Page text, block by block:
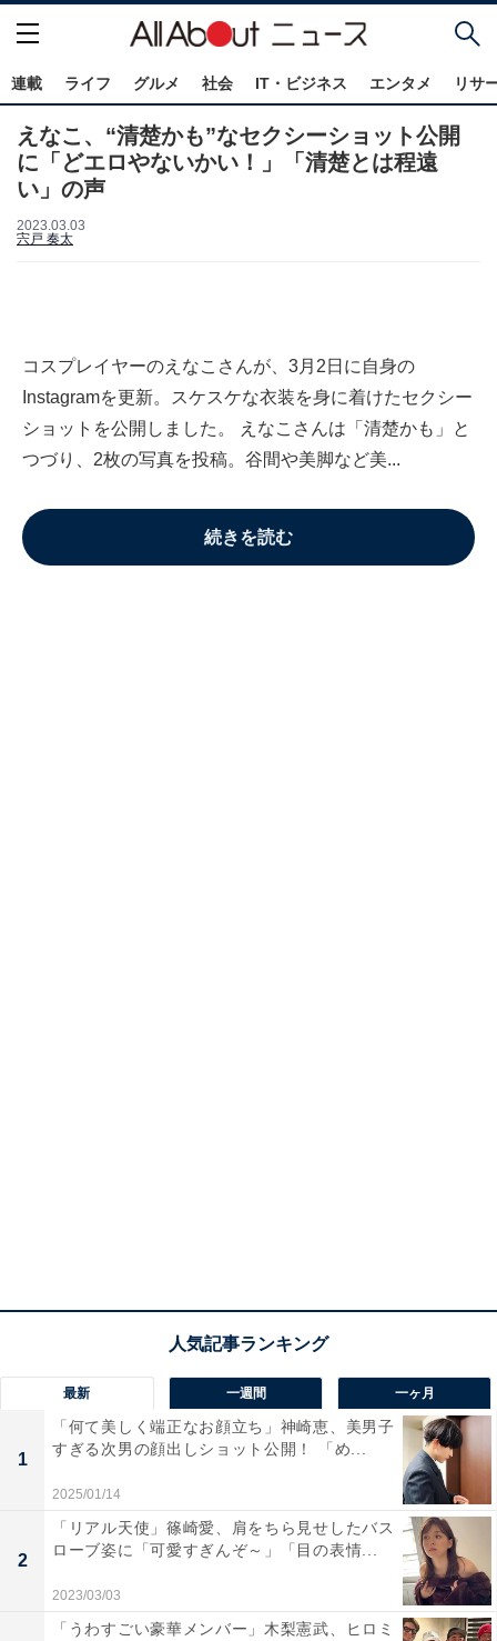
連載 ライフ グルメ 社会 IT・ビジネス エンタメ リサ
えなこ、“清楚かも”なセクシーショット公開
に「どエロやないかい！」「清楚とは程遠
い」の声
2023.03.03
宍戸 奏太
コスプレイヤーのえなこさんが、3月2日に自身の
Instagramを更新。スケスケな衣装を身に着けたセクシー
ショットを公開しました。 えなこさんは「清楚かも」と
つづり、2枚の写真を投稿。谷間や美脚など美...
続きを読む
最新 一週間 一ヶ月
1
「何て美しく端正なお顔立ち」神崎恵、美男子
すぎる次男の顔出しショット公開！ 「め...
2025/01/14
2
「リアル天使」篠崎愛、肩をちら見せしたバス
ローブ姿に「可愛すぎんぞ～」「目の表情...
2023/03/03
「うわすごい豪華メンバー」木梨憲武、ヒロミ